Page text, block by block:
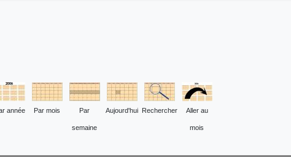
année Par mois Par
semaine
Aujourd'hui Rechercher Aller au
mois